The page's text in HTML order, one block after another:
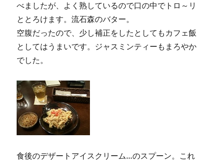
べましたが、よく熟しているので口の中でトロ～リ
ととろけます。流石森のバター。
空腹だったので、少し補正をしたとしてもカフェ飯
としてはうまいです。ジャスミンティーもまろやか
でした。
食後のデザートアイスクリーム…のスプーン。これ